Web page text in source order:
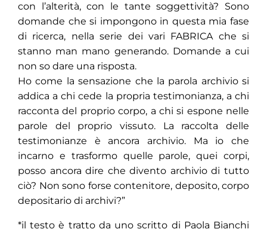
con l’alterità, con le tante soggettività? Sono
domande che si impongono in questa mia fase
di ricerca, nella serie dei vari FABRICA che si
stanno man mano generando. Domande a cui
non so dare una risposta.
Ho come la sensazione che la parola archivio si
addica a chi cede la propria testimonianza, a chi
racconta del proprio corpo, a chi si espone nelle
parole del proprio vissuto. La raccolta delle
testimonianze è ancora archivio. Ma io che
incarno e trasformo quelle parole, quei corpi,
posso ancora dire che divento archivio di tutto
ciò? Non sono forse contenitore, deposito, corpo
depositario di archivi?”
*il testo è tratto da uno scritto di Paola Bianchi